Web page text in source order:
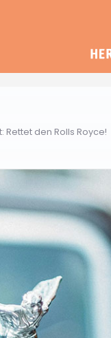
den Rolls Royce!